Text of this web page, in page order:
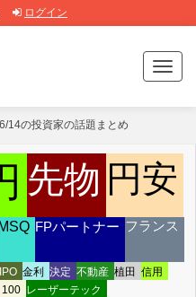
ログイン
T
o
g
e
n
a
i
a
t
14の投資家の話題まとめ
先物 円安
MSQ FPパートナー フランス
IPO 金利 決定 不動産 植田 信用
100 レーザーテック